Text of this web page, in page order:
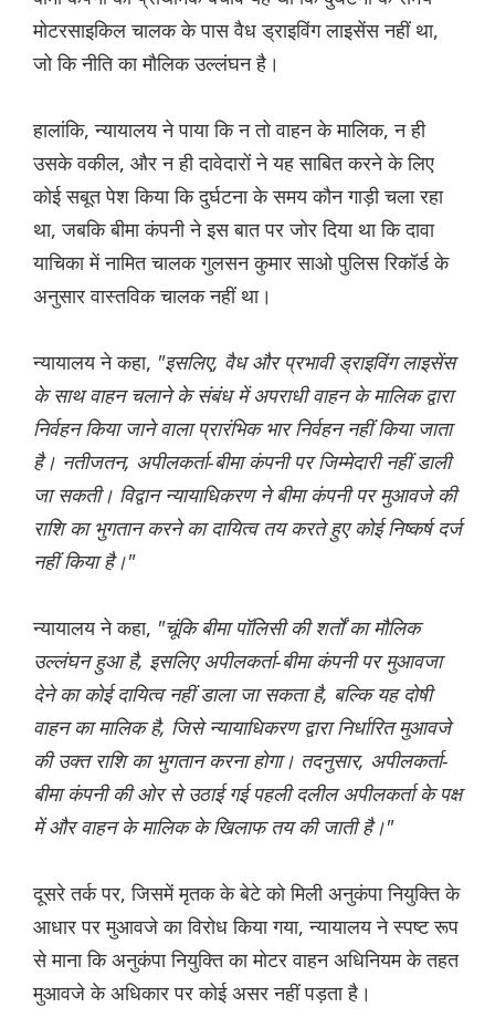
मोटरसाइकिल चालक के पास वैध ड्राइविंग लाइसेंस नहीं था,
जो कि नीति का मौलिक उल्लंघन है।
हालांकि, न्यायालय ने पाया कि न तो वाहन के मालिक, न ही
उसके वकील, और न ही दावेदारों ने यह साबित करने के लिए
कोई सबूत पेश किया कि दुर्घटना के समय कौन गाड़ी चला रहा
था, जबकि बीमा कंपनी ने इस बात पर जोर दिया था कि दावा
याचिका में नामित चालक गुलसन कुमार साओ पुलिस रिकॉर्ड के
अनुसार वास्तविक चालक नहीं था।
न्यायालय ने कहा, "इसलिए, वैध और प्रभावी ड्राइविंग लाइसेंस
के साथ वाहन चलाने के संबंध में अपराधी वाहन के मालिक द्वारा
निर्वहन किया जाने वाला प्रारंभिक भार निर्वहन नहीं किया जाता
है। नतीजतन, अपीलकर्ता-बीमा कंपनी पर जिम्मेदारी नहीं डाली
जा सकती। विद्वान न्यायाधिकरण ने बीमा कंपनी पर मुआवजे की
राशि का भुगतान करने का दायित्व तय करते हुए कोई निष्कर्ष दर्ज
नहीं किया है।"
न्यायालय ने कहा, "चूंकि बीमा पॉलिसी की शर्तों का मौलिक
उल्लंघन हुआ है, इसलिए अपीलकर्ता-बीमा कंपनी पर मुआवजा
देने का कोई दायित्व नहीं डाला जा सकता है, बल्कि यह दोषी
वाहन का मालिक है, जिसे न्यायाधिकरण द्वारा निर्धारित मुआवजे
की उक्त राशि का भुगतान करना होगा। तदनुसार, अपीलकर्ता-
बीमा कंपनी की ओर से उठाई गई पहली दलील अपीलकर्ता के पक्ष
में और वाहन के मालिक के खिलाफ तय की जाती है।"
दूसरे तर्क पर, जिसमें मृतक के बेटे को मिली अनुकंपा नियुक्ति के
आधार पर मुआवजे का विरोध किया गया, न्यायालय ने स्पष्ट रूप
से माना कि अनुकंपा नियुक्ति का मोटर वाहन अधिनियम के तहत
मुआवजे के अधिकार पर कोई असर नहीं पड़ता है।